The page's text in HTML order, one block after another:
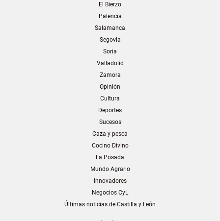
El Bierzo
Palencia
Salamanca
Segovia
Soria
Valladolid
Zamora
Opinión
Cultura
Deportes
Sucesos
Caza y pesca
Cocino Divino
La Posada
Mundo Agrario
Innovadores
Negocios CyL
Últimas noticias de Castilla y León